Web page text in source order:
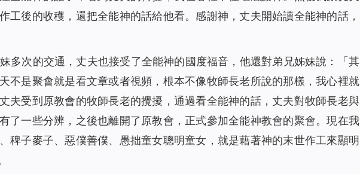
工後的收穫，還把全能神的話給他看。感謝神，丈夫開始讀全能神的話，
多次的交通，丈夫也接受了全能神的國度福音，他還對弟兄姊妹說：「其
不是聚會就是看文章或者視頻，根本不像牧師長老所說的那樣，我心裡就
夫受到原教會的牧師長老的攪擾，通過看全能神的話，丈夫對牧師長老與
了一些分辨，之後也離開了原教會，正式參加全能神教會的聚會。現在我
稗子麥子、惡僕善僕、愚拙童女聰明童女，就是藉著神的末世作工來顯明